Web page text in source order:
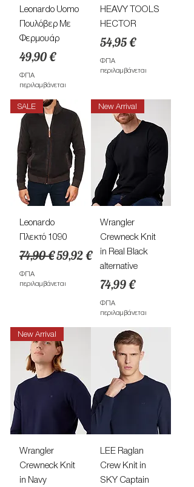
Leonardo Uomo
Πουλόβερ Με
Φερμουάρ
Τιμή
49,90 €
ΦΠΑ
περιλαμβάνεται
HEAVY TOOLS
HECTOR
Τιμή
54,95 €
ΦΠΑ
περιλαμβάνεται
SALE
Leonardo
Πλεκτό 1090
Κανονική τιμή
74,90 €Τιμή Έκπτωσης
59,92 €
ΦΠΑ
περιλαμβάνεται
New Arrival
Wrangler
Crewneck Knit
in Real Black
alternative
Τιμή
74,99 €
ΦΠΑ
περιλαμβάνεται
New Arrival
Wrangler
Crewneck Knit
in Navy
LEE Raglan
Crew Knit in
SKY Captain